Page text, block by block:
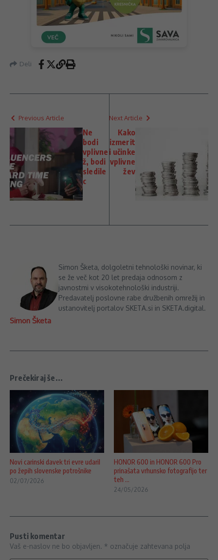
Deli
Previous Article
Ne
bodi
vplivne
ž, bodi
sledile
c
Next Article
Kako
izmerit
i učinke
vplivne
žev
Simon Šketa
Simon Šketa, dolgoletni tehnološki novinar, ki
se že več kot 20 let predaja odnosom z
javnostmi v visokotehnološki industriji.
Predavatelj poslovne rabe družbenih omrežij in
ustanovitelj portalov SKETA.si in SKETA.digital.
Prečekiraj še...
Novi carinski davek tri evre udaril
po žepih slovenske potrošnike
02/07/2026
HONOR 600 in HONOR 600 Pro
prinašata vrhunsko fotografijo ter
teh ...
24/05/2026
Pusti komentar
Vaš e-naslov ne bo objavljen. * označuje zahtevana polja